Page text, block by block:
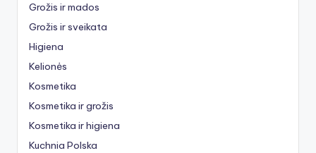
Grožis ir mados
Grožis ir sveikata
Higiena
Kelionės
Kosmetika
Kosmetika ir grožis
Kosmetika ir higiena
Kuchnia Polska